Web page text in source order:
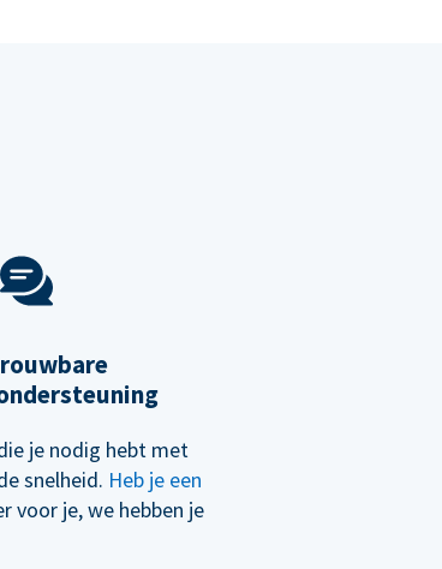
je nodig hebt met
snelheid. Heb je een
voor je, we hebben je